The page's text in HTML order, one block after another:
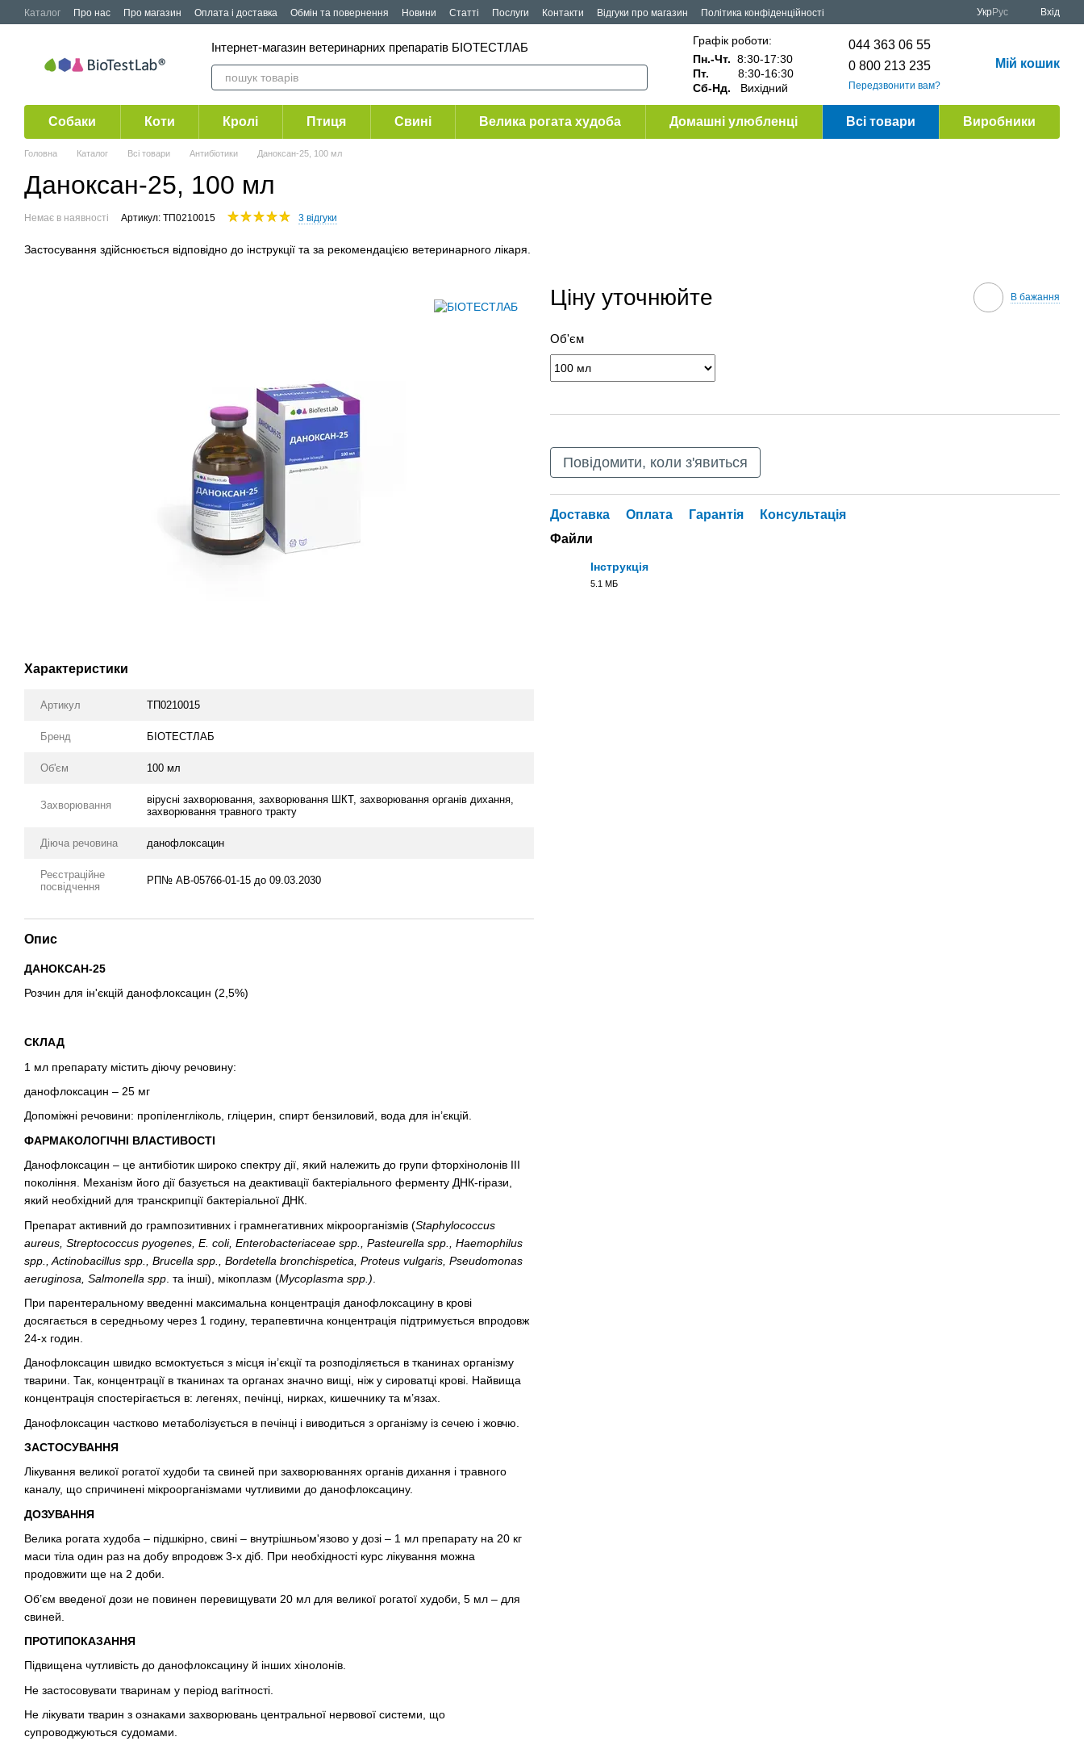
Перейти до основного контенту
Каталог Про нас Про магазин Оплата і доставка Обмін та повернення Новини Статті Послуги Контакти Відгуки про магазин
Політика конфіденційності
УкрРус Вхід
Інтернет-магазин ветеринарних препаратів БІОТЕСТЛАБ
Графік роботи:
Пн.-Чт. 8:30-17:30
Пт.
8:30-16:30
Сб-Нд. Вихідний
044 363 06 55
0 800 213 235
Передзвонити вам?
Мій кошик
Собаки Коти Кролі Птиця Свині Велика рогата худоба Домашні улюбленці Всі товари Виробники
Головна Каталог Всі товари Антибіотики Даноксан-25, 100 мл
Даноксан-25, 100 мл
Немає в наявності Артикул: ТП0210015 3 відгуки
Застосування здійснюється відповідно до інструкції та за рекомендацією ветеринарного лікаря.
Характеристики
Артикул ТП0210015
Бренд БІОТЕСТЛАБ
Об'єм 100 мл
Захворювання
вірусні захворювання, захворювання ШКТ, захворювання органів дихання,
захворювання травного тракту
Діюча речовина данофлоксацин
Реєстраційне
посвідчення
РП№ АВ-05766-01-15 до 09.03.2030
Опис
ДАНОКСАН-25
Розчин для ін'єкцій данофлоксацин (2,5%)
СКЛАД
1 мл препарату містить діючу речовину:
данофлоксацин – 25 мг
Допоміжні речовини: пропіленгліколь, гліцерин, спирт бензиловий, вода для ін’єкцій.
ФАРМАКОЛОГІЧНІ ВЛАСТИВОСТІ
Данофлоксацин – це антибіотик широко спектру дії, який належить до групи фторхінолонів ІІІ
покоління. Механізм його дії базується на деактивації бактеріального ферменту ДНК-гірази,
який необхідний для транскрипції бактеріальної ДНК.
Препарат активний до грампозитивних і грамнегативних мікроорганізмів (Staphylococcus
aureus, Streptococcus pyogenes, E. colі, Enterobacteriaceae spp., Pasteurella spp., Haemophilus
spp., Actinobacillus spp., Brucella spp., Bordetella bronchispetica, Proteus vulgaris, Pseudomonas
aeruginosa, Salmonella spp . та інші), мікоплазм (Mycoplasma spp.)
При парентеральному введенні максимальна концентрація данофлоксацину в крові
досягається в середньому через 1 годину, терапевтична концентрація підтримується впродовж
24-х годин.
Данофлоксацин швидко всмоктується з місця ін’єкції та розподіляється в тканинах організму
тварини. Так, концентрації в тканинах та органах значно вищі, ніж у сироватці крові. Найвища
концентрація спостерігається в: легенях, печінці, нирках, кишечнику та м’язах.
Данофлоксацин частково метаболізується в печінці і виводиться з організму із сечею і жовчю.
ЗАСТОСУВАННЯ
Лікування великої рогатої худоби та свиней при захворюваннях органів дихання і травного
каналу, що спричинені мікроорганізмами чутливими до данофлоксацину.
ДОЗУВАННЯ
Велика рогата худоба – підшкірно, свині – внутрішньом'язово у дозі – 1 мл препарату на 20 кг
маси тіла один раз на добу впродовж 3-х діб. При необхідності курс лікування можна
продовжити ще на 2 доби.
Об’єм введеної дози не повинен перевищувати 20 мл для великої рогатої худоби, 5 мл – для
свиней.
ПРОТИПОКАЗАННЯ
Підвищена чутливість до данофлоксацину й інших хінолонів.
Не застосовувати тваринам у період вагітності.
Не лікувати тварин з ознаками захворювань центральної нервової системи, що
супроводжуються судомами.
Ціну уточнюйте В бажання
Об'єм
Повідомити, коли з'явиться
Доставка Оплата Гарантія
Консультація
Файли
Інструкція
5.1 МБ